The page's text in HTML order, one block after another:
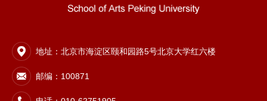
地址：北京市海淀区颐和园路5号北京大学红六楼
邮编：100871